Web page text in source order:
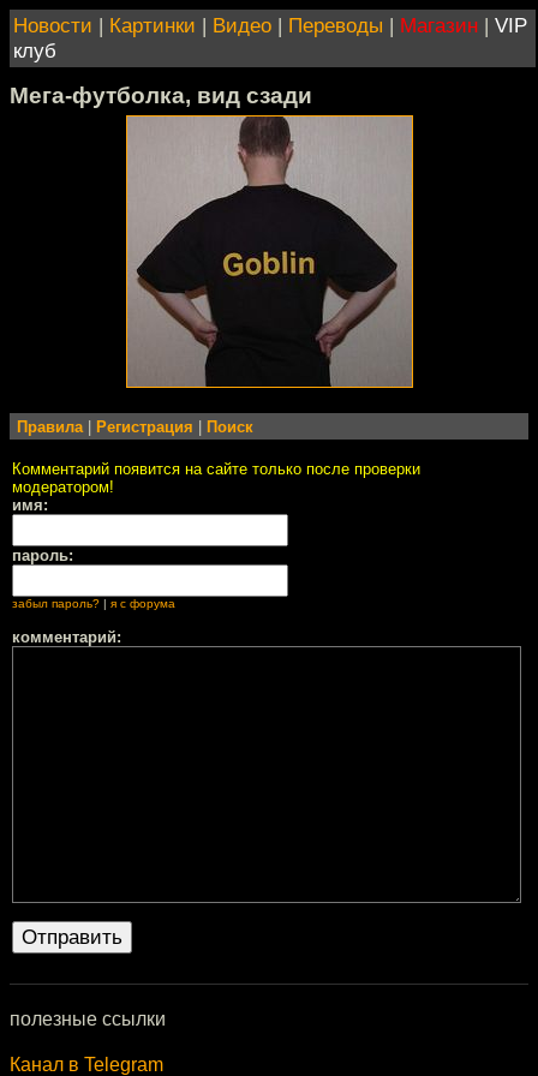
Новости | Картинки | Видео | Переводы | Магазин | VIP
клуб
Мега-футболка, вид сзади
Правила Регистрация Поиск
Комментарий появится на сайте только после проверки
модератором!
имя:
пароль:
забыл пароль? | я с форума
комментарий:
полезные ссылки
Канал в Telegram